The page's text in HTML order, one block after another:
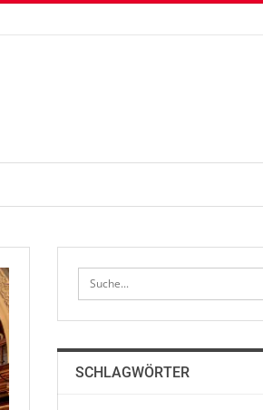
SCHLAGWÖRTER